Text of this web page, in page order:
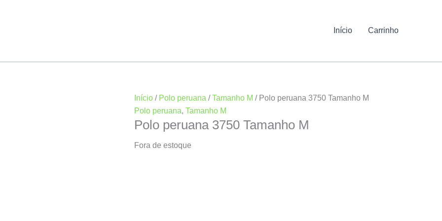
Início Carrinho
Início / Polo peruana /Tamanho M / Polo peruana 3750 Tamanho M
Polo peruana, Tamanho M
Polo peruana 3750 Tamanho M
Fora de estoque